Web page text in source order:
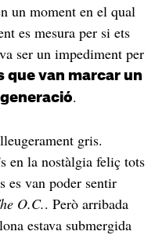
un moment en el qual
es mesura per si ets
ser un impediment per
que van marcar un
.
gris.
en la nostàlgia feliç tots
es van poder sentir
O.C.. Però arribada
estava submergida